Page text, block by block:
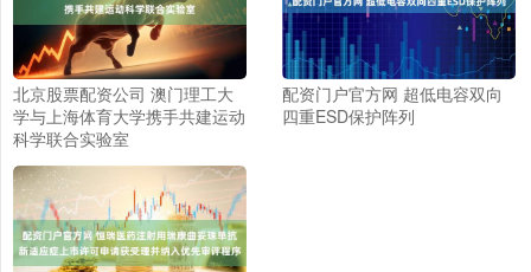
北京股票配资公司 澳门理工大
学与上海体育大学携手共建运动
科学联合实验室
配资门户官方网 超低电容双向
四重ESD保护阵列